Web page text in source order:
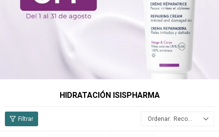
HIDRATACIÓN ISISPHARMA
Recomendados